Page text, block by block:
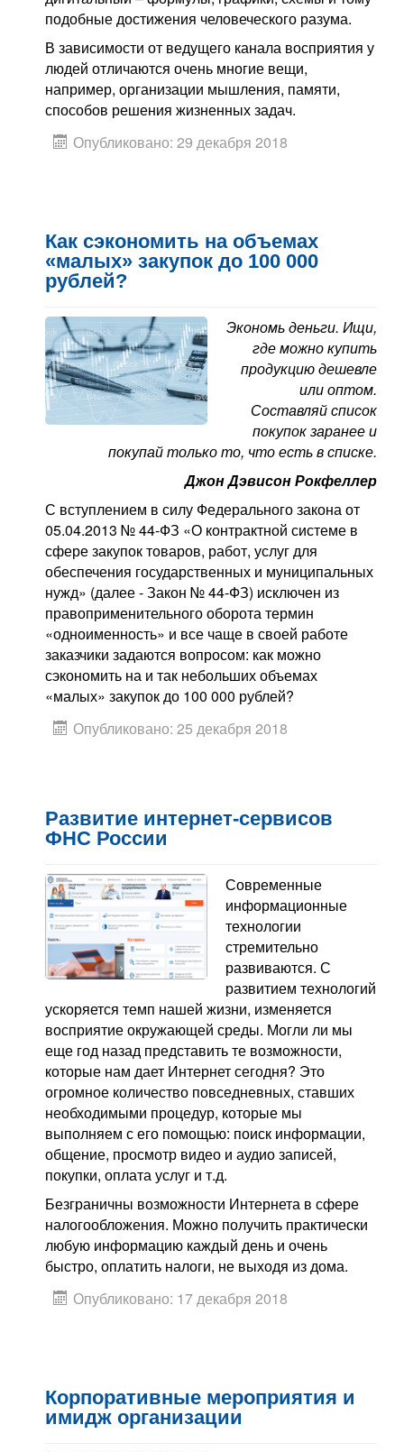
подобные достижения человеческого разума.
В зависимости от ведущего канала восприятия у
людей отличаются очень многие вещи,
например, организации мышления, памяти,
способов решения жизненных задач.
Опубликовано: 29 декабря 2018
Как сэкономить на объемах
«малых» закупок до 100 000
рублей?
Экономь деньги. Ищи,
где можно купить
продукцию дешевле
или оптом.
Составляй список
покупок заранее и
покупай только то, что есть в списке.
Джон Дэвисон Рокфеллер
С вступлением в силу Федерального закона от
05.04.2013 № 44-ФЗ «О контрактной системе в
сфере закупок товаров, работ, услуг для
обеспечения государственных и муниципальных
нужд» (далее - Закон № 44-ФЗ) исключен из
правоприменительного оборота термин
«одноименность» и все чаще в своей работе
заказчики задаются вопросом: как можно
сэкономить на и так небольших объемах
«малых» закупок до 100 000 рублей?
Опубликовано: 25 декабря 2018
Развитие интернет-сервисов
ФНС России
Современные
информационные
технологии
стремительно
развиваются. С
развитием технологий
ускоряется темп нашей жизни, изменяется
восприятие окружающей среды. Могли ли мы
еще год назад представить те возможности,
которые нам дает Интернет сегодня? Это
огромное количество повседневных, ставших
необходимыми процедур, которые мы
выполняем с его помощью: поиск информации,
общение, просмотр видео и аудио записей,
покупки, оплата услуг и т.д.
Безграничны возможности Интернета в сфере
налогообложения. Можно получить практически
любую информацию каждый день и очень
быстро, оплатить налоги, не выходя из дома.
Опубликовано: 17 декабря 2018
Корпоративные мероприятия и
имидж организации